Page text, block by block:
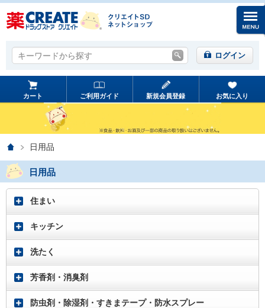
キーワードから探す
キーワードから探す ログイン
カート ご利用ガイド 新規会員登録 お気に入り
ホーム日用品
日用品
住まい
キッチン
洗たく
芳香剤・消臭剤
防虫剤・除湿剤・すきまテープ・防水スプレー